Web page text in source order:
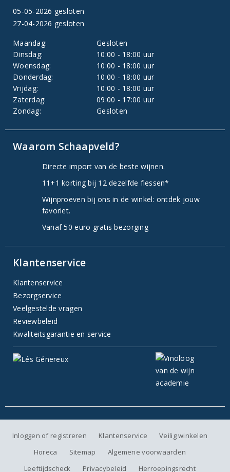
05-05-2026 gesloten
27-04-2026 gesloten
Maandag:
Gesloten
Dinsdag:
10:00 - 18:00 uur
Woensdag:
10:00 - 18:00 uur
Donderdag:
10:00 - 18:00 uur
Vrijdag:
10:00 - 18:00 uur
Zaterdag:
09:00 - 17:00 uur
Zondag:
Gesloten
Waarom Schaapveld?
Directe import van de beste wijnen.
11+1 korting bij 12 dezelfde flessen*
Wijnproeven bij ons in de winkel: ontdek jouw
favoriet.
Vanaf 50 euro gratis bezorging
Klantenservice
Klantenservice
Bezorgservice
Veelgestelde vragen
Reviewbeleid
Kwaliteitsgarantie en service
Inloggen of registreren Klantenservice
Veilig winkelen
Horeca
Sitemap
Algemene voorwaarden
Leeftijdscheck
Privacybeleid Herroepingsrecht